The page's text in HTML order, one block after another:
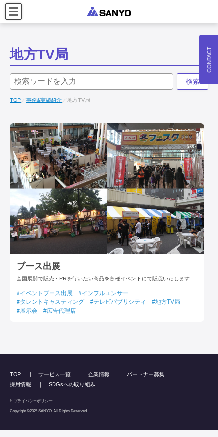
地方TV局
検索
TOP 事例&実績紹介 地方TV局
ブース出展
全国展開で販売・PRを行いたい商品を各種イベントにて販促いたします
イベントブース出展
インフルエンサー
タレントキャスティング
テレビパブリシティ
地方TV局
展示会
広告代理店
CONTACT
TOP サービス一覧 企業情報
パートナー募集
採用情報
SDGsへの取り組み
プライバシーポリシー
Copyright ©2026 SANYO. All Rights Reserved.